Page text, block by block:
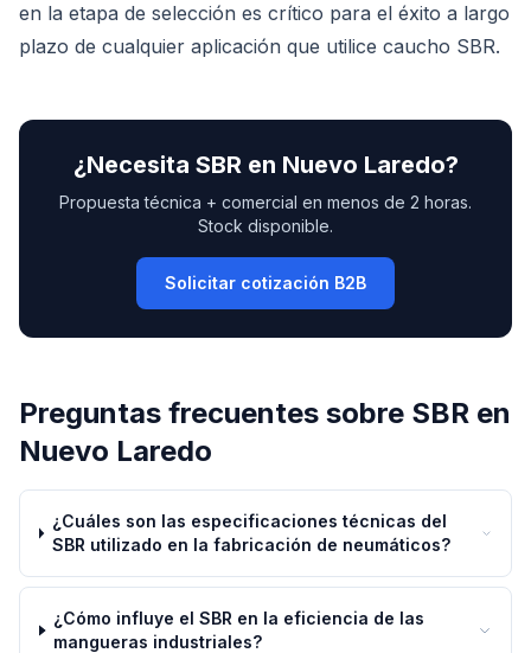
en la etapa de selección es crítico para el éxito a largo
plazo de cualquier aplicación que utilice caucho SBR.
¿Necesita SBRen Nuevo Laredo?
Propuesta técnica + comercial en menos de 2 horas.
Stock disponible.
Solicitar cotización B2B
Preguntas frecuentes sobre SBR en
Nuevo Laredo
¿Cuáles son las especificaciones técnicas del
SBR utilizado en la fabricación de neumáticos?
¿Cómo influye el SBR en la eficiencia de las
mangueras industriales?